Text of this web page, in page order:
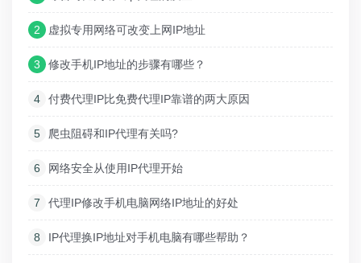
2 虚拟专用网络可改变上网IP地址
3 修改手机IP地址的步骤有哪些？
4 付费代理IP比免费代理IP靠谱的两大原因
5 爬虫阻碍和IP代理有关吗?
6 网络安全从使用IP代理开始
7 代理IP修改手机电脑网络IP地址的好处
8 IP代理换IP地址对手机电脑有哪些帮助？